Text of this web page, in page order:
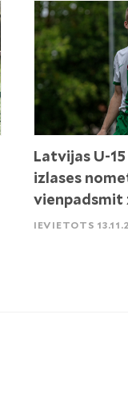
Latvijas U-15
izlases
vienpadsmit
IEVIETOTS